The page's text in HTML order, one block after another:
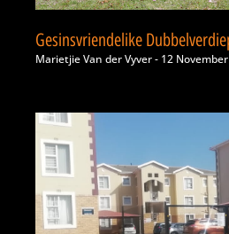
Gesinsvriendelike
Marietjie Van der Vyver 12